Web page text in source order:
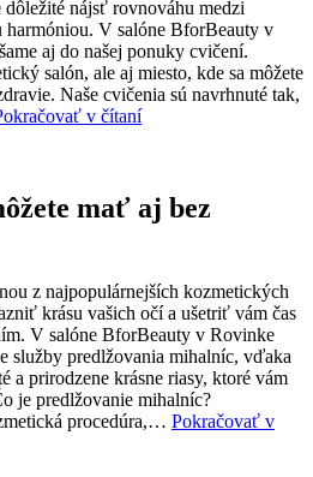
nájsť rovnováhu medzi
harmóniou. V salóne BforBeauty v
aj do našej ponuky cvičení.
salón, ale aj miesto, kde sa môžete
Naše cvičenia sú navrhnuté tak,
v čítaníCvičenia
zdravia,
krásy
mať aj bez
z najpopulárnejších kozmetických
krásu vašich očí a ušetriť vám čas
V salóne BforBeauty v Rovinke
služby predlžovania mihalníc, vďaka
a prirodzene krásne riasy, ktoré vám
je predlžovanie mihalníc?
procedúra,… Pokračovať v